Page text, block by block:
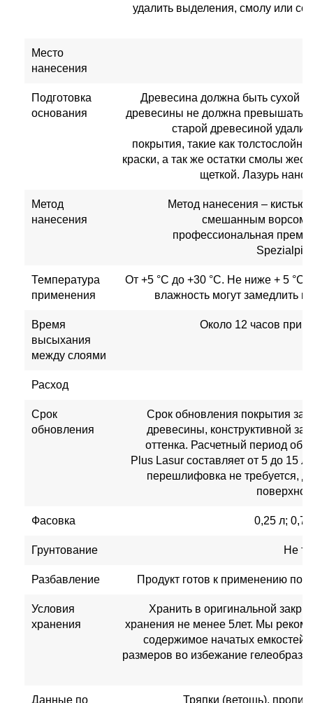
удалить выделения, смолу или
Место
нанесения
Подготовка
основания
Древесина должна быть сухой и
древесины не должна превышать
старой древесиной
покрытия, такие как
краски, а так же остатки смолы
щеткой. Лазурь
Метод
нанесения
Метод нанесения – кистью
смешанным ворсом.
профессиональная
Температура
применения
От +5 °С до +30 °С. Не ниже + 5
влажность могут замедлить
Время
высыхания
между слоями
Около 12 часов при
Расход
Срок
обновления
Срок обновления покрытия
древесины, конструктивной
оттенка. Расчетный период
Plus Lasur составляет от 5 до 15
перешлифовка не требуется,
Фасовка 0,25 л;
Грунтование Не
Разбавление Продукт готов к применению под
Условия
хранения
Хранить в оригинальной
хранения не менее 5лет. Мы
содержимое начатых емкостей
размеров во избежание
Данные по Тряпки (ветошь),